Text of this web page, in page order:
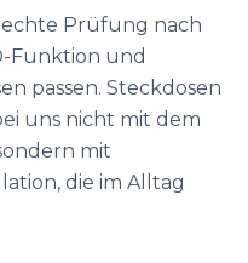
Prüfung nach
Funktion und
passen. Steckdosen
uns nicht mit dem
mit
die im Alltag